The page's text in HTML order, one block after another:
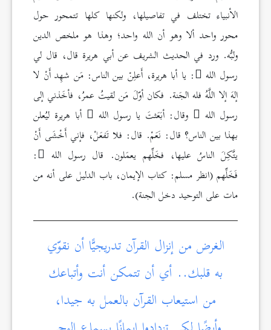
الأنبياء تختلف في تفاصيلها، ولكنها كلها تتمحور حول
محور واحد ألا وهو أن الله واحد؛ وهذا هو ملخص الدين
ولبُّه. ورد في الحديث الشريف عن أبي هريرة قال، قال لي
رسول الله : يا أبا هريرة، أَعلِنْ بين الناس: مَن شهِد أَنْ لا
إلهَ إلا اللَّهُ فله الجَنة. فكان أوّلَ مَن لقيتُ عمرُ، فأخَذني إلى
رسول الله
وقال: أبَعَثتَ يا رسول الله
أبا هريرة ليُعلن
بهذا بين الناس؟ قال: نَعَمْ. قال: فلا تَفعَلْ، فإني أَخْشَى أَنْ
يتَّكِلَ الناسُ عليها، فخَلِّهم يعمَلون. قال رسول الله
:
فَخَلِّهم (انظر مسلم: كتاب الإيمان، باب الدليل على أنه من
مات على التوحيد دخل الجنة).
الغرض من إنزال القرآن تدريجيًّا أن نقوّي
به قلبك.. أي أن تتمكن أنت وأتباعك
من استيعاب القرآن بالعمل به جيدا،